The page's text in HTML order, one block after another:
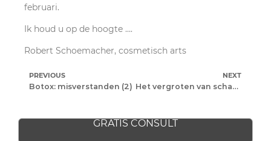
februari.
Ik houd u op de hoogte ….
Robert Schoemacher, cosmetisch arts
PREVIOUS
Botox: misverstanden (2)
NEXT
Het vergroten van schaamplippen
GRATIS CONSULT